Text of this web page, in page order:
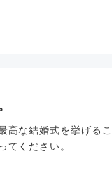
な結婚式を挙げるこ
てください。